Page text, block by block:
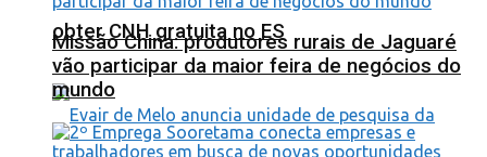
obter CNH gratuita no ES
Missão China: produtores rurais de Jaguaré
vão participar da maior feira de negócios do
mundo